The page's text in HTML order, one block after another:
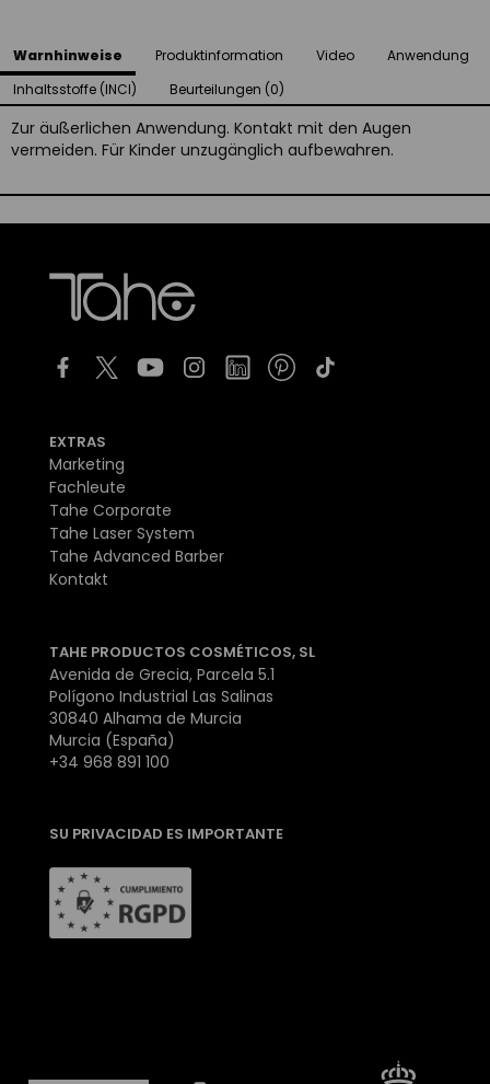
Warnhinweise Produktinformation Video
Anwendung
Inhaltsstoffe (INCI)
Beurteilungen (0)
Zur äußerlichen Anwendung. Kontakt mit den Augen
vermeiden. Für Kinder unzugänglich aufbewahren.
EXTRAS
Marketing
Fachleute
Tahe Corporate
Tahe Laser System
Tahe Advanced Barber
Kontakt
TAHE PRODUCTOS COSMÉTICOS, SL
Avenida de Grecia, Parcela 5.1
Polígono Industrial Las Salinas
30840 Alhama de Murcia
Murcia (España)
+34 968 891 100
SU PRIVACIDAD ES IMPORTANTE